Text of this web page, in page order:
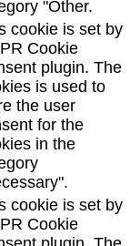
"Other.
cookie is set by
Cookie
plugin. The
is used to
the user
for the
in the
cookie is set by
Cookie